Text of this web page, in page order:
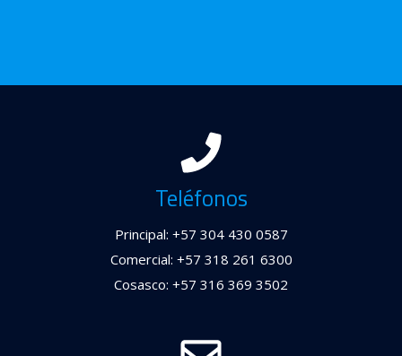
Teléfonos
Principal: +57 304 430 0587
Comercial: +57 318 261 6300
Cosasco: +57 316 369 3502